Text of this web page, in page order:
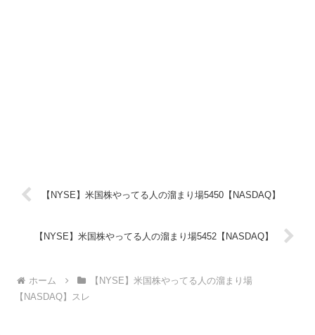
【NYSE】米国株やってる人の溜まり場5450【NASDAQ】
【NYSE】米国株やってる人の溜まり場5452【NASDAQ】
ホーム
【NYSE】米国株やってる人の溜まり場
【NASDAQ】スレ